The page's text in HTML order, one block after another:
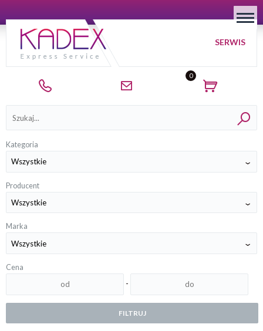
0
SERWIS
Kategoria
Producent
Marka
Cena
-
FILTRUJ
Kategorie